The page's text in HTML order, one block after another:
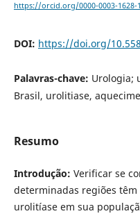
https://orcid.org/0000-0003-1628-
DOI: https://doi.org/
Palavras-chave: Urologia;
Brasil, urolitiase,
Resumo
Introdução: Verificar se
determinadas regiões
urolitíase em sua